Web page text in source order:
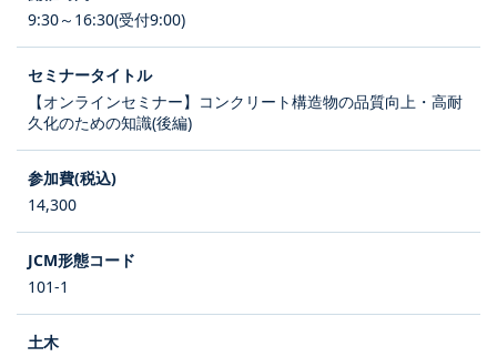
9:30～16:30(受付9:00)
【オンラインセミナー】コンクリート構造物の品質向上・高耐
久化のための知識(後編)
14,300
101-1